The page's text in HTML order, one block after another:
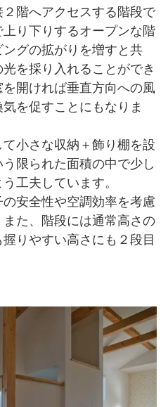
階へアクセスする階段で
り下りするオープンな階
グの拡がりを増すと共
を採り入れることができ
開ければ垂直方向への風
を促すことにもなりま
小さな収納＋飾り棚を設
限られた面積の中で少し
工夫しています。
安全性や空調効率を考慮
た、階段には通常高さの
りやすい高さにも２段目